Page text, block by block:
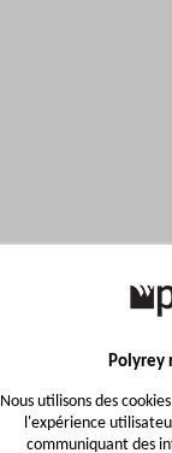
Polyrey
Nous utilisons des
l'expérience
communiquant des